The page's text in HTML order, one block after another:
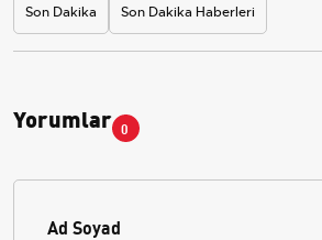
Son Dakika Son Dakika Haberleri
Yorumlar 0
Ad Soyad